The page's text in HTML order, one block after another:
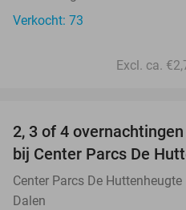
Verkocht: 73
Excl. ca.
2, 3 of 4
bij Center Parcs De
Center Parcs De Huttenheugte
Dalen